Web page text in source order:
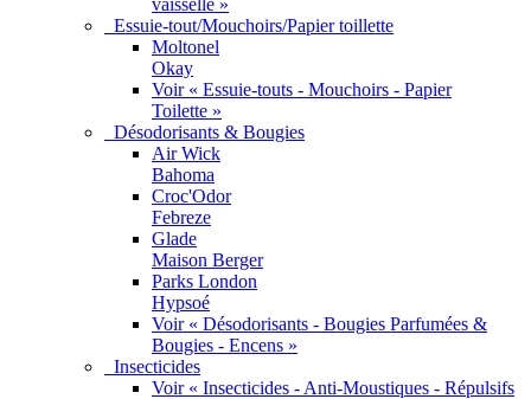
vaisselle »
Essuie-tout/Mouchoirs/Papier toillette
Moltonel
Okay
Voir « Essuie-touts - Mouchoirs - Papier
Toilette »
Désodorisants & Bougies
Air Wick
Bahoma
Croc'Odor
Febreze
Glade
Maison Berger
Parks London
Hypsoé
Voir « Désodorisants - Bougies Parfumées &
Bougies - Encens »
Insecticides
Voir « Insecticides - Anti-Moustiques - Répulsifs